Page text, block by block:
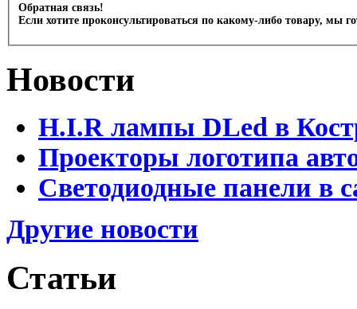
Обратная связь!
Если хотите проконсультироваться по какому-либо товару, мы
Новости
H.I.R лампы DLed в
Проекторы логотипа
Светодиодные панели в
Другие новости
Статьи